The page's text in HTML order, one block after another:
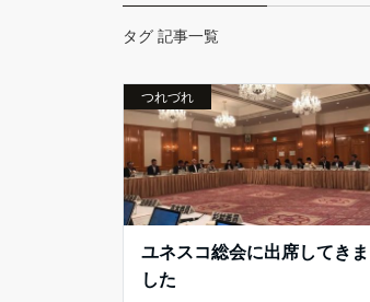
タグ 記事一覧
つれづれ
ユネスコ総会に出席してきま
した